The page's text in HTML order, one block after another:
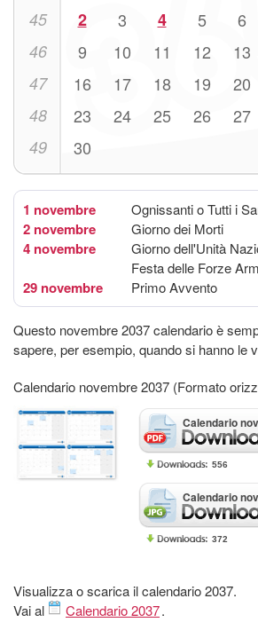
45 2 3 4 5 6
46 9 10 11 12 13
47 16 17 18 19 20
48 23 24 25 26 27
49 30
1 novembre Ognissanti o Tutti i
2 novembre Giorno dei Morti
4 novembre
Giorno dell'Unità
Festa delle Forze
29 novembre Primo Avvento
Questo novembre 2037 calendario è
sapere, per esempio, quando si hanno le
Calendario novembre 2037 (Formato
Calendario
556
Calendario
372
Visualizza o scarica il calendario 2037.
Vai al
Calendario 2037.